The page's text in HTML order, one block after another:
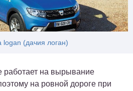
logan (дачия логан)
на вырывание
на ровной дороге при